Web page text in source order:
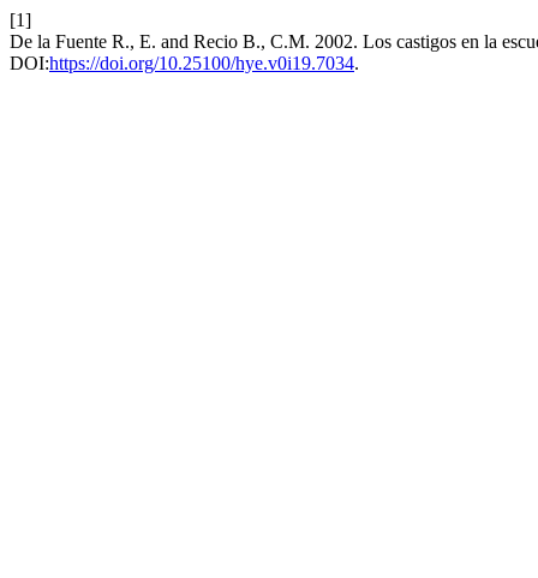
[1]
De la Fuente R., E. and Recio B., C.M. 2002. Los castigos en la
DOI:https://doi.org/10.25100/hye.v0i19.7034.